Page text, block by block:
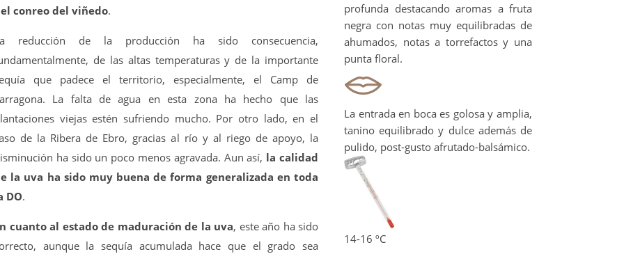
conreo del viñedo.
reducción de la producción ha sido consecuencia,
de las altas temperaturas y de la importante
que padece el territorio, especialmente, el Camp de
La falta de agua en esta zona ha hecho que las
viejas estén sufriendo mucho. Por otro lado, en el
de la Ribera de Ebro, gracias al río y al riego de apoyo, la
ha sido un poco menos agravada. Aun así, la calidad
la uva ha sido muy buena de forma generalizada en toda
DO.
cuanto al estado de maduración de la uva, este año ha sido
aunque la sequía acumulada hace que el grado sea
profunda destacando aromas a fruta
negra con notas muy equilibradas de
ahumados, notas a torrefactos y una
punta floral.
La entrada en boca es golosa y amplia,
tanino equilibrado y dulce además de
pulido, post-gusto afrutado-balsámico.
14-16 ºC